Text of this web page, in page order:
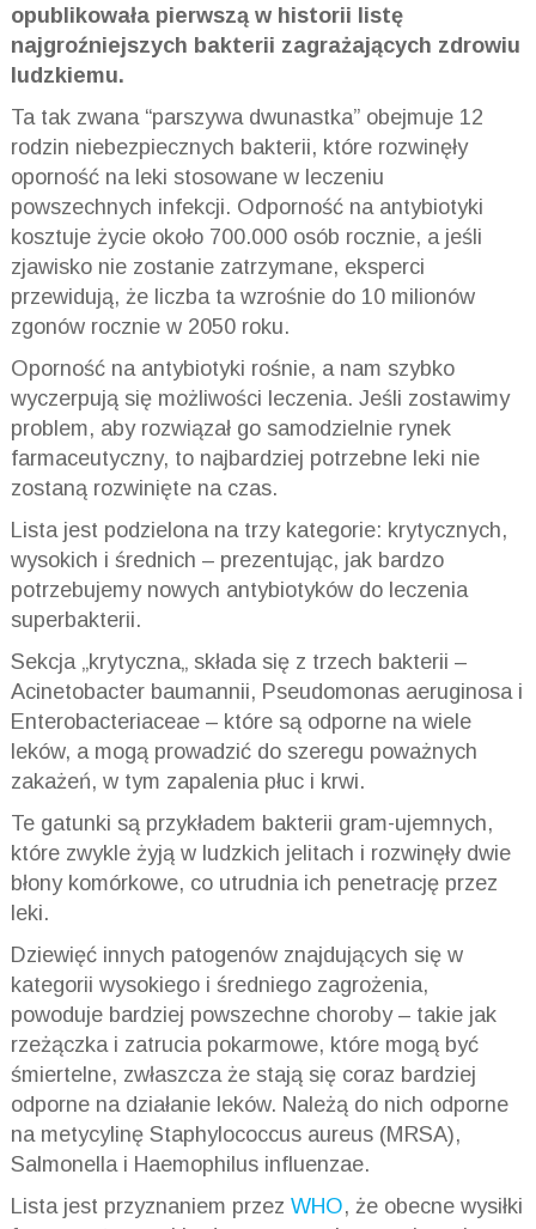
opublikowała pierwszą w historii listę
najgroźniejszych bakterii zagrażających zdrowiu
ludzkiemu.
Ta tak zwana “parszywa dwunastka”obejmuje 12
rodzin niebezpiecznych bakterii, które rozwinęły
oporność na leki stosowane w leczeniu
powszechnych infekcji. Odporność na antybiotyki
kosztuje życie około 700.000 osób rocznie, a jeśli
zjawisko nie zostanie zatrzymane, eksperci
przewidują, że liczba ta wzrośnie do 10 milionów
zgonów rocznie w 2050 roku.
Oporność na antybiotyki rośnie, a nam szybko
wyczerpują się możliwości leczenia. Jeśli zostawimy
problem, aby rozwiązał go samodzielnie rynek
farmaceutyczny, to najbardziej potrzebne leki nie
zostaną rozwinięte na czas.
Lista jest podzielona na trzy kategorie: krytycznych,
wysokich i średnich – prezentując, jak bardzo
potrzebujemy nowych antybiotyków do leczenia
superbakterii.
Sekcja „krytyczna„składa się z trzech bakterii –
Acinetobacter baumannii, Pseudomonas aeruginosai
Enterobacteriaceae – któresą odporne na wiele
leków, a mogą prowadzić do szeregu poważnych
zakażeń, w tym zapalenia płuc i krwi.
Te gatunki są przykładem bakterii gram-ujemnych,
które zwykle żyją w ludzkich jelitach i rozwinęły dwie
błony komórkowe, co utrudnia ich penetrację przez
leki.
Dziewięć innych patogenów znajdujących się w
kategorii wysokiego i średniego zagrożenia,
powoduje bardziej powszechne choroby – takiejak
rzeżączka i zatrucia pokarmowe, które mogą być
śmiertelne, zwłaszcza że stają się coraz bardziej
odporne na działanie leków. Należą do nich odporne
na metycylinę Staphylococcusaureus (MRSA),
Salmonella i Haemophilus influenzae.
Lista jest przyznaniem przez WHO, że obecne wysiłki